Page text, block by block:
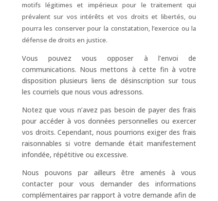
motifs légitimes et impérieux pour le traitement qui
prévalent sur vos intérêts et vos droits et libertés, ou
pourra les conserver pour la constatation, l’exercice ou la
défense de droits en justice.
Vous pouvez vous opposer à l’envoi de
communications. Nous mettons à cette fin à votre
disposition plusieurs liens de désinscription sur tous
les courriels que nous vous adressons.
Notez que vous n’avez pas besoin de payer des frais
pour accéder à vos données personnelles ou exercer
vos droits. Cependant, nous pourrions exiger des frais
raisonnables si votre demande était manifestement
infondée, répétitive ou excessive.
Nous pouvons par ailleurs être amenés à vous
contacter pour vous demander des informations
complémentaires par rapport à votre demande afin de